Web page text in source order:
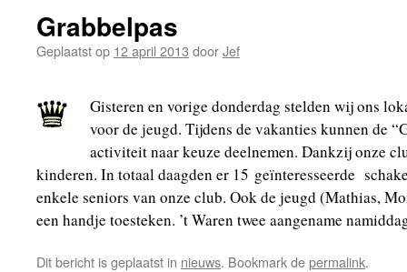
Grabbelpas
Geplaatst op 12 april 2013 doorJef
Gisteren en vorige donderdag stelden wij ons
voor de jeugd. Tijdens de vakanties kunnen de
activiteit naar keuze deelnemen. Dankzij onze
kinderen. In totaal daagden er 15 geïnteresseerde
enkele seniors van onze club. Ook de jeugd (Mathias,
een handje toesteken. ’t Waren twee aangename
Dit bericht is geplaatst in nieuws. Bookmark depermalink.